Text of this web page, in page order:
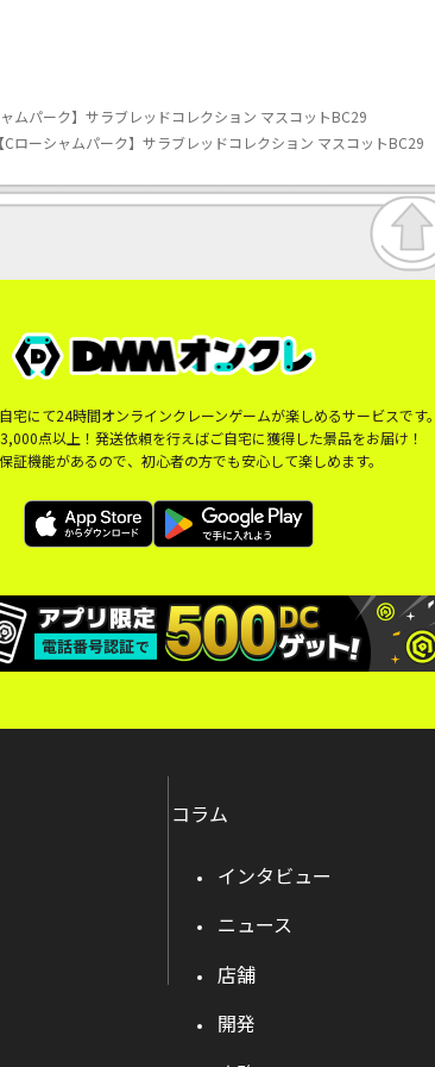
ムパーク】サラブレッドコレクション マスコットBC29
Cローシャムパーク】サラブレッドコレクション マスコットBC29
宅にて24時間オンラインクレーンゲームが楽しめるサービスです
点以上！発送依頼を行えばご自宅に獲得した景品をお届け！
証機能があるので、初心者の方でも安心して楽しめます。
コラム
インタビュー
ニュース
店舗
開発